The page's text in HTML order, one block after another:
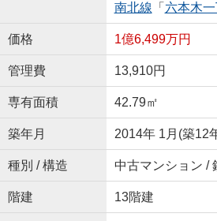
南北線 「 六本木一
価格 1億6,499万円
管理費 13,910円
専有面積 42.79㎡
築年月 2014年 1月(築12
種別 / 構造 中古マンション /
階建 13階建